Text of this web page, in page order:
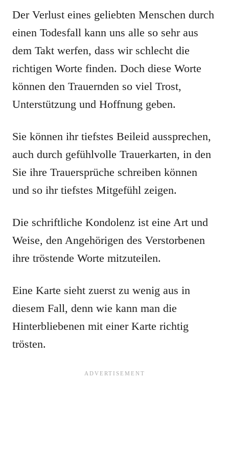
Der Verlust eines geliebten Menschen durch
einen Todesfall kann uns alle so sehr aus
dem Takt werfen, dass wir schlecht die
richtigen Worte finden. Doch diese Worte
können den Trauernden so viel Trost,
Unterstützung und Hoffnung geben.
Sie können ihr tiefstes Beileid aussprechen,
auch durch gefühlvolle Trauerkarten, in den
Sie ihre Trauersprüche schreiben können
und so ihr tiefstes Mitgefühl zeigen.
Die schriftliche Kondolenz ist eine Art und
Weise, den Angehörigen des Verstorbenen
ihre tröstende Worte mitzuteilen.
Eine Karte sieht zuerst zu wenig aus in
diesem Fall, denn wie kann man die
Hinterbliebenen mit einer Karte richtig
trösten.